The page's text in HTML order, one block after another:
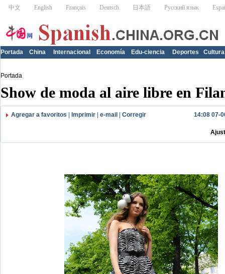
Portada China Internacional Economía Edu-ciencia Deportes Cultura
Portada
Show de moda al aire libre en
Agregar a favoritos Imprimir e-mail Corregir 14:08 07-